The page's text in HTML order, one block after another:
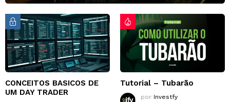
CONCEITOS BASICOS DE
UM DAY TRADER
Tutorial – Tubarão
por Investfy